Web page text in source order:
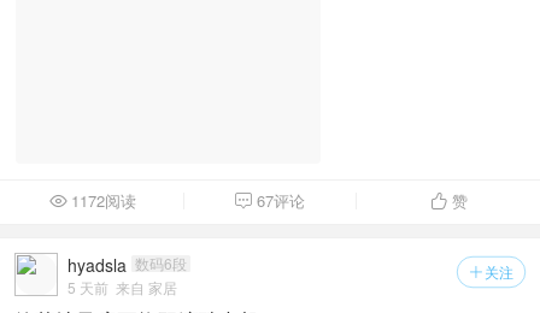
 1172阅读  67评论  赞
 关注
hyadsla 数码6段
5 天前 来自 家居